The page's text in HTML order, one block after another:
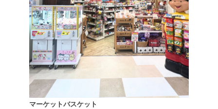
マーケットバスケット